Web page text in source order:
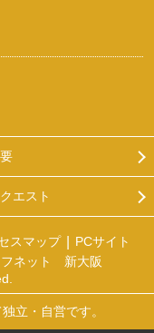
エスト
スマップ
PCサイト
フネット 新大阪
立・自営です。